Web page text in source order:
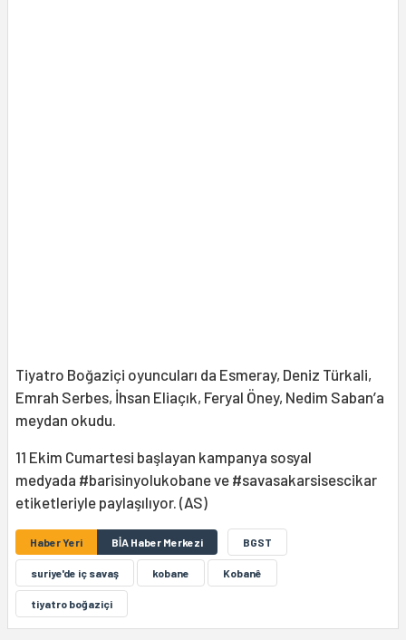
Tiyatro Boğaziçi oyuncuları da Esmeray, Deniz Türkali,
Emrah Serbes, İhsan Eliaçık, Feryal Öney, Nedim Saban’a
meydan okudu.
11 Ekim Cumartesi başlayan kampanya sosyal
medyada #barisinyolukobane ve #savasakarsisescikar
etiketleriyle paylaşılıyor. (AS)
Haber Yeri BİA Haber Merkezi BGST
suriye'de iç savaş kobane Kobanê
tiyatro boğaziçi